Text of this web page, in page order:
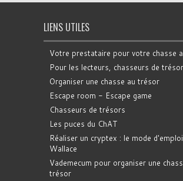
LIENS UTILES
Votre prestataire pour votre chasse
Pour les lecteurs, chasseurs de
Organiser une chasse au trésor
Escape room - Escape game
Chasseurs de trésors
Les puces du ChAT
Réaliser un cryptex : le mode
Wallace
Vademecum pour organiser une
trésor